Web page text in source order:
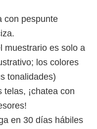
con pespunte
muestrario es solo a
los colores
tonalidades)
telas, ¡chatea con
en 30 días hábiles